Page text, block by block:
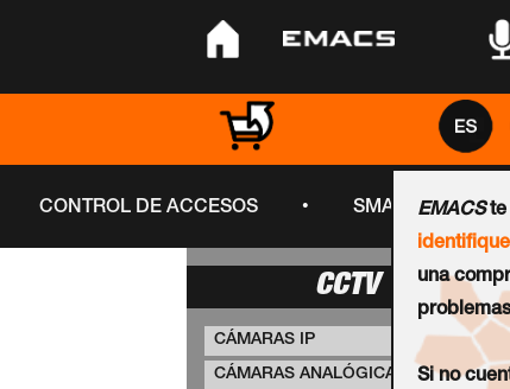
•
EMACSte
una
Si no
CONTROL DE ACCESOS • SMART CITY
CCTV
CÁMARAS IP
CÁMARAS ANALÓGICAS